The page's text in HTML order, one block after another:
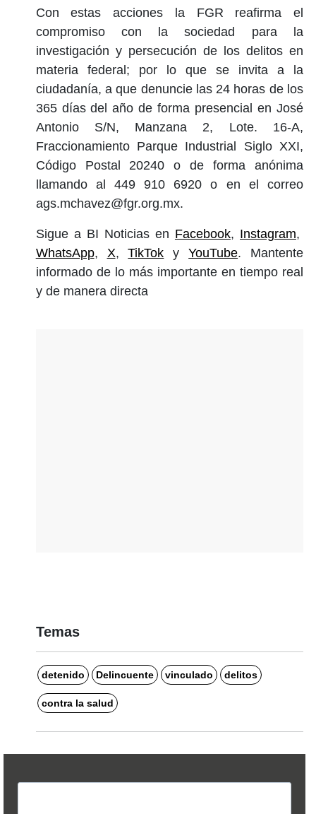
Con estas acciones la FGR reafirma el
compromiso con la sociedad para la
investigación y persecución de los delitos en
materia federal; por lo que se invita a la
ciudadanía, a que denuncie las 24 horas de los
365 días del año de forma presencial en José
Antonio S/N, Manzana 2, Lote. 16-A,
Fraccionamiento Parque Industrial Siglo XXI,
Código Postal 20240 o de forma anónima
llamando al 449 910 6920 o en el correo
ags.mchavez@fgr.org.mx.
Sigue a BI Noticias en Facebook, Instagram,
WhatsApp, X,TikTok yYouTube. Mantente
informado de lo más importante en tiempo real
y de manera directa
Temas
detenido Delincuente vinculado delitos
contra la salud